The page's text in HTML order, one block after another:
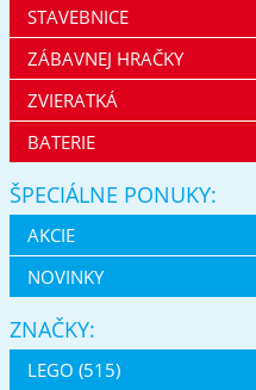
STAVEBNICE
ZÁBAVNEJ HRAČKY
ZVIERATKÁ
BATERIE
ŠPECIÁLNE PONUKY:
AKCIE
NOVINKY
ZNAČKY:
LEGO (515)